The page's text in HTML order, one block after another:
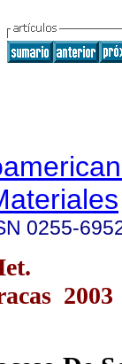
0255-
2003